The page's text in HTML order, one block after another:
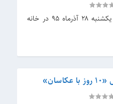
مراسم اختتامیه این همایش روز یکشنبه ۲۸ آذرماه ۹۵ در خانه